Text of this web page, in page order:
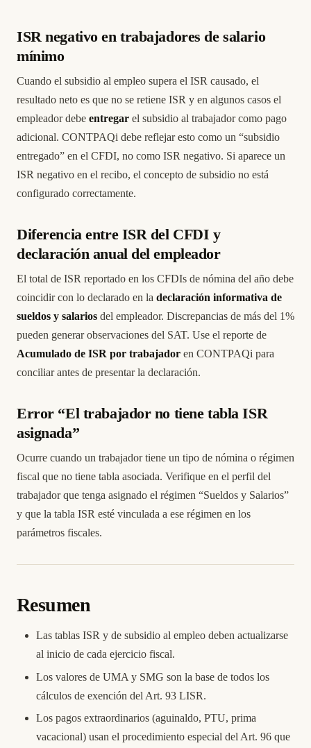
ISR negativo en trabajadores de salario
mínimo
Cuando el subsidio al empleo supera el ISR causado, el
resultado neto es que no se retiene ISR y en algunos casos el
empleador debe entregar el subsidio al trabajador como pago
adicional. CONTPAQi debe reflejar esto como un “subsidio
entregado” en el CFDI, no como ISR negativo. Si aparece un
ISR negativo en el recibo, el concepto de subsidio no está
configurado correctamente.
Diferencia entre ISR del CFDI y
declaración anual del empleador
El total de ISR reportado en los CFDIs de nómina del año debe
coincidir con lo declarado en la declaración informativa de
sueldos y salarios del empleador. Discrepancias de más del 1%
pueden generar observaciones del SAT. Use el reporte de
Acumulado de ISR por trabajador en CONTPAQi para
conciliar antes de presentar la declaración.
Error “El trabajador no tiene tabla ISR
asignada”
Ocurre cuando un trabajador tiene un tipo de nómina o régimen
fiscal que no tiene tabla asociada. Verifique en el perfil del
trabajador que tenga asignado el régimen “Sueldos y Salarios”
y que la tabla ISR esté vinculada a ese régimen en los
parámetros fiscales.
Resumen
Las tablas ISR y de subsidio al empleo deben actualizarse
al inicio de cada ejercicio fiscal.
Los valores de UMA y SMG son la base de todos los
cálculos de exención del Art. 93 LISR.
Los pagos extraordinarios (aguinaldo, PTU, prima
vacacional) usan el procedimiento especial del Art. 96 que